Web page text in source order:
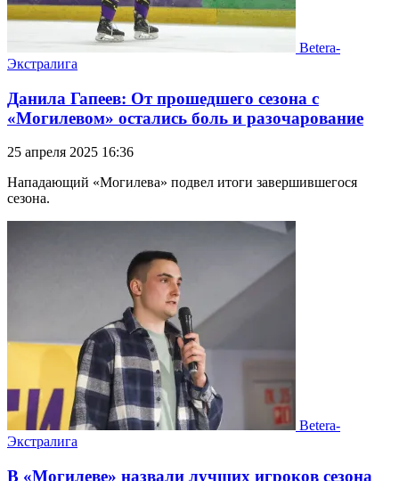
Betera-
Экстралига
Данила Гапеев: От прошедшего сезона с
«Могилевом» остались боль и разочарование
25 апреля 2025 16:36
Нападающий «Могилева» подвел итоги завершившегося
сезона.
Betera-
Экстралига
В «Могилеве» назвали лучших игроков сезона